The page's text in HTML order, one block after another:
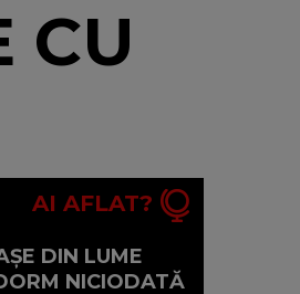
CU
AI AFLAT?
DIN LUME
NICIODATĂ